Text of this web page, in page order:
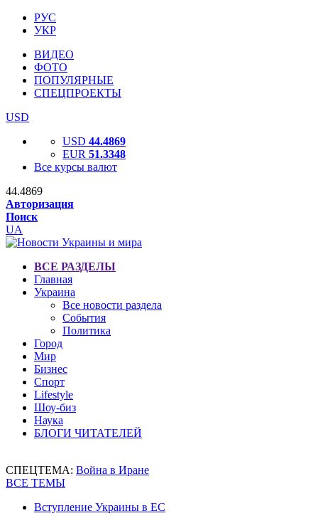
РУС
УКР
ВИДЕО
ФОТО
ПОПУЛЯРНЫЕ
СПЕЦПРОЕКТЫ
USD
USD 44.4869
EUR 51.3348
Все курсы валют
44.4869
Авторизация
Поиск
UA
ВСЕ РАЗДЕЛЫ
Главная
Украина
Все новости раздела
События
Политика
Город
Мир
Бизнес
Спорт
Lifestyle
Шоу-биз
Наука
БЛОГИ ЧИТАТЕЛЕЙ
СПЕЦТЕМА: Война в Иране
ВСЕ ТЕМЫ
Вступление Украины в ЕС